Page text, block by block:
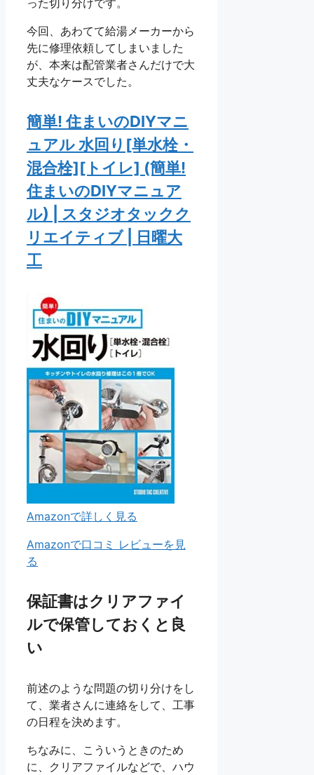
った切り分けです。
今回、あわてて給湯メーカーから
先に修理依頼してしまいました
が、本来は配管業者さんだけで大
丈夫なケースでした。
簡単! 住まいのDIYマニ
ュアル 水回り[単水栓・
混合栓][トイレ] (簡単!
住まいのDIYマニュア
ル) | スタジオタックク
リエイティブ | 日曜大
工
Amazonで詳しく見る
Amazonで口コミ レビューを見
る
保証書はクリアファイ
ルで保管しておくと良
い
前述のような問題の切り分けをし
て、業者さんに連絡をして、工事
の日程を決めます。
ちなみに、こういうときのため
に、クリアファイルなどで、ハウ